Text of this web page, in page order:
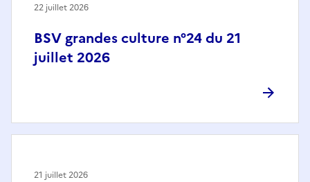
BSV grandes culture n°24 du 21
juillet 2026
22 juillet 2026
21 juillet 2026